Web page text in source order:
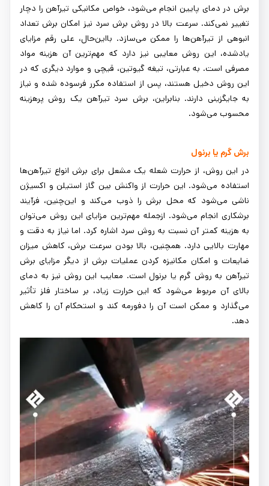
برش در دمای پایین انجام می‌شود، خواص مکانیکی تیرآهن را دچار
تغییر نمی‌کند. سرعت بالا در روش برش سرد نیز امکان برش تعداد
انبوهی از تیرآهن‌ها را ممکن می‌سازد. بااین‌حال، علی رقم مزایای
یادشده، این روش معایبی نیز دارد که مهم‌ترین آن هزینه مواد
مصرفی است. به عبارتی، تیغه گیوتین، قیچی و موارد دیگری که در
این روش دخیل هستند، پس از استفاده مکرر فرسوده شده و نیاز
به جایگزینی دارند. بنابراین، برش سرد تیرآهن یک روش پرهزینه
محسوب می‌شود.
برش گرم یا برنول
در این روش، از حرارت شعله یک مشعل برای برش انواع تیرآهن‌ها
استفاده می‌شود. این حرارت از واکنش بین گاز استیلن و اکسیژن
ناشی می‌شود که محل برش را ذوب می‌کند و این‌چنین، فرآیند
برشکاری انجام می‌شود. ازجمله مهم‌ترین مزایای این روش می‌توان
به هزینه کمتر آن نسبت به روش سرد اشاره کرد. اما نیاز به دقت و
مهارت بالایی دارد. همچنین، بالا بودن سرعت برش، کاهش میزان
ضایعات و امکان مکانیزه کردن عملیات برش از دیگر مزایای برش
تیرآهن به روش گرم یا برنول است. معایب این روش نیز به دمای
بالای آن مربوط می‌شود که این حرارت زیاد، بر ساختار فلز تأثیر
می‌گذارد و ممکن است آن را دفورمه کند و استحکام آن را کاهش
دهد.